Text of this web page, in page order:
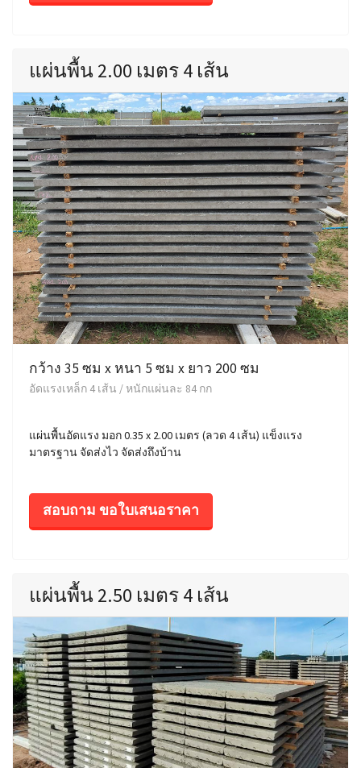
แผ่นพื้น 2.00 เมตร 4 เส้น
กว้าง 35 ซม x หนา 5 ซม x ยาว 200 ซม
อัดแรงเหล็ก 4 เส้น / หนักแผ่นละ 84 กก
แผ่นพื้นอัดแรง มอก 0.35 x 2.00 เมตร (ลวด 4 เส้น) แข็งแรง
มาตรฐาน จัดส่งไว จัดส่งถึงบ้าน
สอบถาม ขอใบเสนอราคา
แผ่นพื้น 2.50 เมตร 4 เส้น